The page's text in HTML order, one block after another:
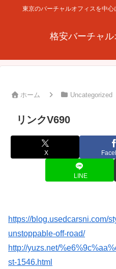
東京のバーチャルオフィスを中心
格安バーチャ
ホーム Uncategorized
リンクV690
X
LINE
https://blog.usedcarsni.com/
unstoppable-off-road/
http://yuzs.net/
st-1546.html